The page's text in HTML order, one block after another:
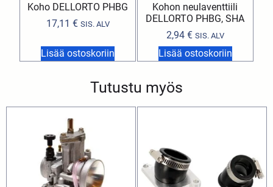
Koho DELLORTO PHBG
17,11 € SIS. ALV
Lisää ostoskoriin
Kohon neulaventtiili
DELLORTO PHBG, SHA
2,94 € SIS. ALV
Lisää ostoskoriin
Tutustu myös